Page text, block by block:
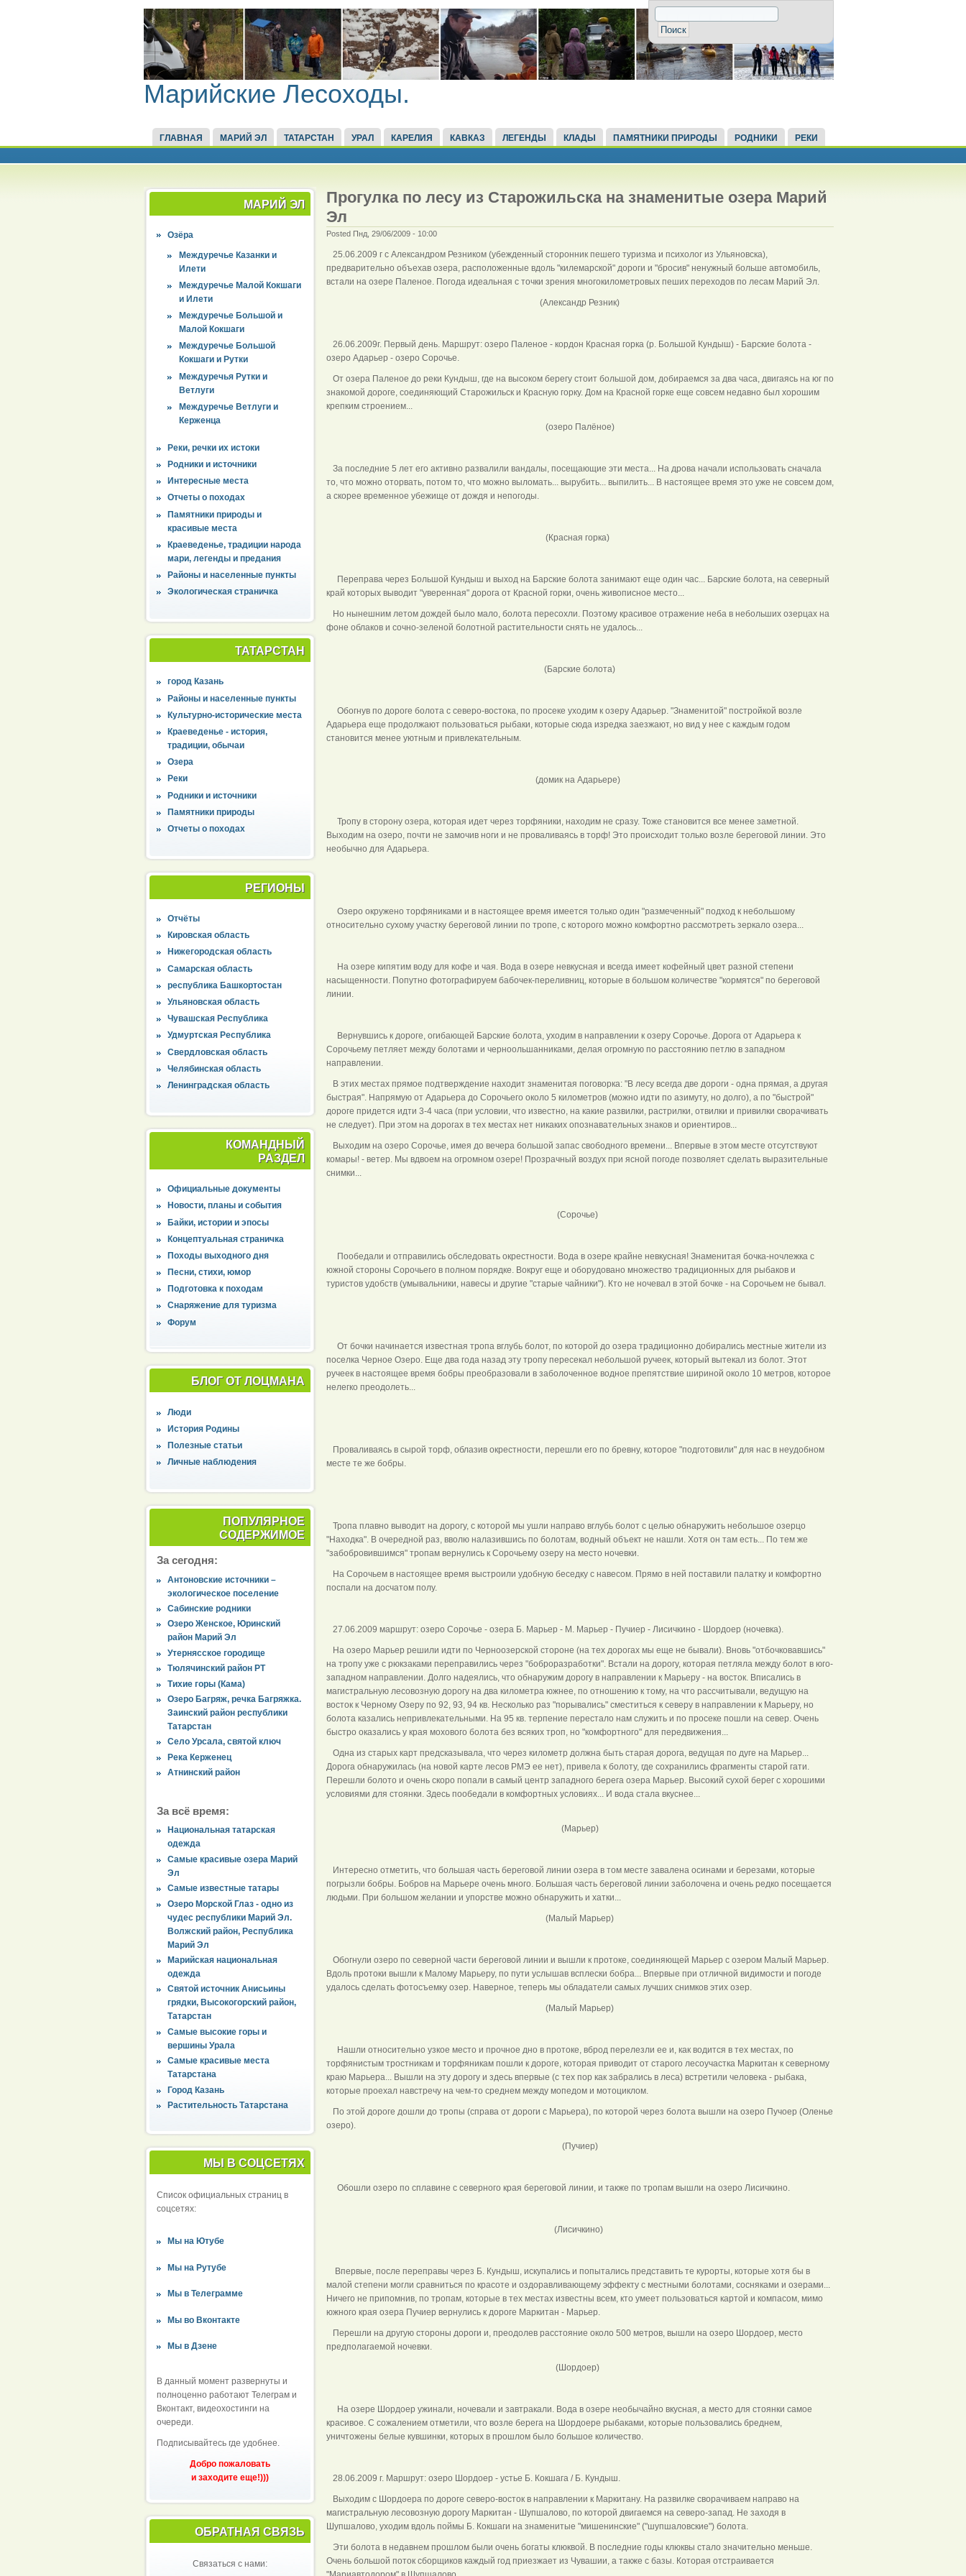
Марийские Лесоходы.
ГЛАВНАЯ МАРИЙ ЭЛ ТАТАРСТАН УРАЛ КАРЕЛИЯ КАВКАЗ ЛЕГЕНДЫ КЛАДЫ ПАМЯТНИКИ ПРИРОДЫ РОДНИКИ РЕКИ
МАРИЙ ЭЛ
Озёра
Междуречье Казанки и
Илети
Междуречье Малой Кокшаги
и Илети
Междуречье Большой и
Малой Кокшаги
Междуречье Большой
Кокшаги и Рутки
Междуречья Рутки и
Ветлуги
Междуречье Ветлуги и
Керженца
Реки, речки их истоки
Родники и источники
Интересные места
Отчеты о походах
Памятники природы и
красивые места
Краеведенье, традиции народа
мари, легенды и предания
Районы и населенные пункты
Экологическая страничка
ТАТАРСТАН
город Казань
Районы и населенные пункты
Культурно-исторические места
Краеведенье - история,
традиции, обычаи
Озера
Реки
Родники и источники
Памятники природы
Отчеты о походах
РЕГИОНЫ
Отчёты
Кировская область
Нижегородская область
Самарская область
республика Башкортостан
Ульяновская область
Чувашская Республика
Удмуртская Республика
Свердловская область
Челябинская область
Ленинградская область
КОМАНДНЫЙ
РАЗДЕЛ
Официальные документы
Новости, планы и события
Байки, истории и эпосы
Концептуальная страничка
Походы выходного дня
Песни, стихи, юмор
Подготовка к походам
Снаряжение для туризма
Форум
БЛОГ ОТ ЛОЦМАНА
Люди
История Родины
Полезные статьи
Личные наблюдения
ПОПУЛЯРНОЕ
СОДЕРЖИМОЕ
За сегодня:
Антоновские источники –
экологическое поселение
Сабинские родники
Озеро Женское, Юринский
район Марий Эл
Утернясское городище
Тюлячинский район РТ
Тихие горы (Кама)
Озеро Багряж, речка Багряжка.
Заинский район республики
Татарстан
Село Урсала, святой ключ
Река Керженец
Атнинский район
За всё время:
Национальная татарская
одежда
Самые красивые озера Марий
Эл
Самые известные татары
Озеро Морской Глаз - одно из
чудес республики Марий Эл.
Волжский район, Республика
Марий Эл
Марийская национальная
одежда
Святой источник Анисьины
грядки, Высокогорский район,
Татарстан
Самые высокие горы и
вершины Урала
Самые красивые места
Татарстана
Город Казань
Растительность Татарстана
МЫ В СОЦСЕТЯХ
Список официальных страниц в
соцсетях:
Мы на Ютубе
Мы на Рутубе
Мы в Телеграмме
Мы во Вконтакте
Мы в Дзене
В данный момент развернуты и
полноценно работают Телеграм и
Вконтакт, видеохостинги на
очереди.
Подписывайтесь где удобнее.
Добро пожаловать
и заходите еще!)))
ОБРАТНАЯ СВЯЗЬ
Связаться с нами:
Прогулка по лесу из Старожильска на знаменитые озера Марий
Эл
Posted Пнд, 29/06/2009 - 10:00
25.06.2009 г с Александром Резником (убежденный сторонник пешего туризма и психолог из Ульяновска),
предварительно объехав озера, расположенные вдоль "килемарской" дороги и "бросив" ненужный больше автомобиль,
встали на озере Паленое. Погода идеальная с точки зрения многокилометровых пеших переходов по лесам Марий Эл.
(Александр Резник)
26.06.2009г. Первый день. Маршрут: озеро Паленое - кордон Красная горка (р. Большой Кундыш) - Барские болота -
озеро Адарьер - озеро Сорочье.
От озера Паленое до реки Кундыш, где на высоком берегу стоит большой дом, добираемся за два часа, двигаясь на юг по
знакомой дороге, соединяющий Старожильск и Красную горку. Дом на Красной горке еще совсем недавно был хорошим
крепким строением...
(озеро Палёное)
За последние 5 лет его активно развалили вандалы, посещающие эти места... На дрова начали использовать сначала
то, что можно оторвать, потом то, что можно выломать... вырубить... выпилить... В настоящее время это уже не совсем дом,
а скорее временное убежище от дождя и непогоды.
(Красная горка)
Переправа через Большой Кундыш и выход на Барские болота занимают еще один час... Барские болота, на северный
край которых выводит "уверенная" дорога от Красной горки, очень живописное место...
Но нынешним летом дождей было мало, болота пересохли. Поэтому красивое отражение неба в небольших озерцах на
фоне облаков и сочно-зеленой болотной растительности снять не удалось...
(Барские болота)
Обогнув по дороге болота с северо-востока, по просеке уходим к озеру Адарьер. "Знаменитой" постройкой возле
Адарьера еще продолжают пользоваться рыбаки, которые сюда изредка заезжают, но вид у нее с каждым годом
становится менее уютным и привлекательным.
(домик на Адарьере)
Тропу в сторону озера, которая идет через торфяники, находим не сразу. Тоже становится все менее заметной.
Выходим на озеро, почти не замочив ноги и не проваливаясь в торф! Это происходит только возле береговой линии. Это
необычно для Адарьера.
Озеро окружено торфяниками и в настоящее время имеется только один "размеченный" подход к небольшому
относительно сухому участку береговой линии по тропе, с которого можно комфортно рассмотреть зеркало озера...
На озере кипятим воду для кофе и чая. Вода в озере невкусная и всегда имеет кофейный цвет разной степени
насыщенности. Попутно фотографируем бабочек-переливниц, которые в большом количестве "кормятся" по береговой
линии.
Вернувшись к дороге, огибающей Барские болота, уходим в направлении к озеру Сорочье. Дорога от Адарьера к
Сорочьему петляет между болотами и черноольшанниками, делая огромную по расстоянию петлю в западном
направлении.
В этих местах прямое подтверждение находит знаменитая поговорка: "В лесу всегда две дороги - одна прямая, а другая
быстрая". Напрямую от Адарьера до Сорочьего около 5 километров (можно идти по азимуту, но долго), а по "быстрой"
дороге придется идти 3-4 часа (при условии, что известно, на какие развилки, растрилки, отвилки и привилки сворачивать
не следует). При этом на дорогах в тех местах нет никаких опознавательных знаков и ориентиров...
Выходим на озеро Сорочье, имея до вечера большой запас свободного времени... Впервые в этом месте отсутствуют
комары! - ветер. Мы вдвоем на огромном озере! Прозрачный воздух при ясной погоде позволяет сделать выразительные
снимки...
(Сорочье)
Пообедали и отправились обследовать окрестности. Вода в озере крайне невкусная! Знаменитая бочка-ночлежка с
южной стороны Сорочьего в полном порядке. Вокруг еще и оборудовано множество традиционных для рыбаков и
туристов удобств (умывальники, навесы и другие "старые чайники"). Кто не ночевал в этой бочке - на Сорочьем не бывал.
От бочки начинается известная тропа вглубь болот, по которой до озера традиционно добирались местные жители из
поселка Черное Озеро. Еще два года назад эту тропу пересекал небольшой ручеек, который вытекал из болот. Этот
ручеек в настоящее время бобры преобразовали в заболоченное водное препятствие шириной около 10 метров, которое
нелегко преодолеть...
Проваливаясь в сырой торф, облазив окрестности, перешли его по бревну, которое "подготовили" для нас в неудобном
месте те же бобры.
Тропа плавно выводит на дорогу, с которой мы ушли направо вглубь болот с целью обнаружить небольшое озерцо
"Находка". В очередной раз, вволю налазившись по болотам, водный объект не нашли. Хотя он там есть... По тем же
"забобровившимся" тропам вернулись к Сорочьему озеру на место ночевки.
На Сорочьем в настоящее время выстроили удобную беседку с навесом. Прямо в ней поставили палатку и комфортно
поспали на досчатом полу.
27.06.2009 маршрут: озеро Сорочье - озера Б. Марьер - М. Марьер - Пучиер - Лисичкино - Шордоер (ночевка).
На озеро Марьер решили идти по Черноозерской стороне (на тех дорогах мы еще не бывали). Вновь "отбочковавшись"
на тропу уже с рюкзаками переправились через "боброразработки". Встали на дорогу, которая петляла между болот в юго-
западном направлении. Долго надеялись, что обнаружим дорогу в направлении к Марьеру - на восток. Вписались в
магистральную лесовозную дорогу на два километра южнее, по отношению к тому, на что рассчитывали, ведущую на
восток к Черному Озеру по 92, 93, 94 кв. Несколько раз "порывались" сместиться к северу в направлении к Марьеру, но
болота казались непривлекательными. На 95 кв. терпение перестало нам служить и по просеке пошли на север. Очень
быстро оказались у края мохового болота без всяких троп, но "комфортного" для передвижения...
Одна из старых карт предсказывала, что через километр должна быть старая дорога, ведущая по дуге на Марьер...
Дорога обнаружилась (на новой карте лесов РМЭ ее нет), привела к болоту, где сохранились фрагменты старой гати.
Перешли болото и очень скоро попали в самый центр западного берега озера Марьер. Высокий сухой берег с хорошими
условиями для стоянки. Здесь пообедали в комфортных условиях... И вода стала вкуснее...
(Марьер)
Интересно отметить, что большая часть береговой линии озера в том месте завалена осинами и березами, которые
погрызли бобры. Бобров на Марьере очень много. Большая часть береговой линии заболочена и очень редко посещается
людьми. При большом желании и упорстве можно обнаружить и хатки...
(Малый Марьер)
Обогнули озеро по северной части береговой линии и вышли к протоке, соединяющей Марьер с озером Малый Марьер.
Вдоль протоки вышли к Малому Марьеру, по пути услышав всплески бобра... Впервые при отличной видимости и погоде
удалось сделать фотосъемку озер. Наверное, теперь мы обладатели самых лучших снимков этих озер.
(Малый Марьер)
Нашли относительно узкое место и прочное дно в протоке, вброд перелезли ее и, как водится в тех местах, по
торфянистым тростникам и торфяникам пошли к дороге, которая приводит от старого лесоучастка Маркитан к северному
краю Марьера... Вышли на эту дорогу и здесь впервые (с тех пор как забрались в леса) встретили человека - рыбака,
которые проехал навстречу на чем-то среднем между мопедом и мотоциклом.
По этой дороге дошли до тропы (справа от дороги с Марьера), по которой через болота вышли на озеро Пучоер (Оленье
озеро).
(Пучиер)
Обошли озеро по сплавине с северного края береговой линии, и также по тропам вышли на озеро Лисичкино.
(Лисичкино)
Впервые, после переправы через Б. Кундыш, искупались и попытались представить те курорты, которые хотя бы в
малой степени могли сравниться по красоте и оздоравливающему эффекту с местными болотами, сосняками и озерами...
Ничего не припомнив, по тропам, которые в тех местах известны всем, кто умеет пользоваться картой и компасом, мимо
южного края озера Пучиер вернулись к дороге Маркитан - Марьер.
Перешли на другую стороны дороги и, преодолев расстояние около 500 метров, вышли на озеро Шордоер, место
предполагаемой ночевки.
(Шордоер)
На озере Шордоер ужинали, ночевали и завтракали. Вода в озере необычайно вкусная, а место для стоянки самое
красивое. С сожалением отметили, что возле берега на Шордоере рыбаками, которые пользовались бреднем,
уничтожены белые кувшинки, которых в прошлом было большое количество.
28.06.2009 г. Маршрут: озеро Шордоер - устье Б. Кокшага / Б. Кундыш.
Выходим с Шордоера по дороге северо-восток в направлении к Маркитану. На развилке сворачиваем направо на
магистральную лесовозную дорогу Маркитан - Шупшалово, по которой двигаемся на северо-запад. Не заходя в
Шупшалово, уходим вдоль поймы Б. Кокшаги на знаменитые "мишенинские" ("шупшаловские") болота.
Эти болота в недавнем прошлом были очень богаты клюквой. В последние годы клюквы стало значительно меньше.
Очень большой поток сборщиков каждый год приезжает из Чувашии, а также с базы. Которая отстраивается